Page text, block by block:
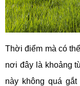
Thời điểm mà có
nơi đây là khoảng
này không quá